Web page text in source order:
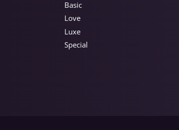
Basic
Love
Luxe
Special